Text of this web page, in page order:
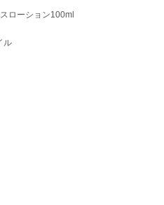
ローション100ml
ル